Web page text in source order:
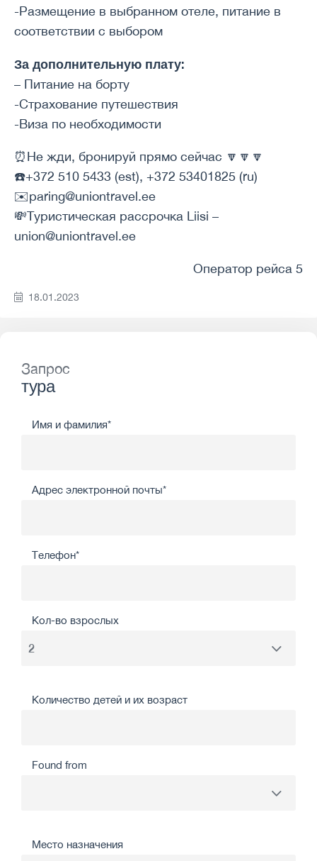
-Размещение в выбранном отеле, питание в
соответствии с выбором
За дополнительную плату:
– Питание на борту
-Страхование путешествия
-Виза по необходимости
⏰Не жди, бронируй прямо сейчас 🔽🔽🔽
☎️+372 510 5433 (est), +372 53401825 (ru)
✉️paring@uniontravel.ee
💸Туристическая рассрочка Liisi –
union@uniontravel.ee
Оператор рейса 5
18.01.2023
Запрос
тура
Имя и фамилия*
Адрес электронной почты*
Телефон*
Кол-во взрослых
Количество детей и их возраст
Found from
Место назначения